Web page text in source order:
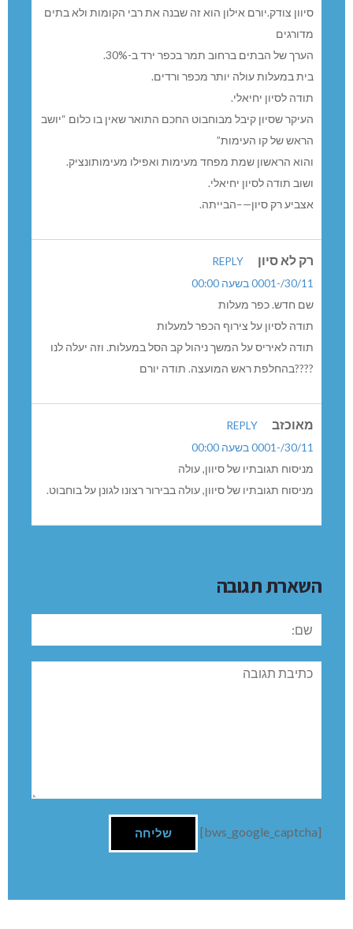
סיוון צודק.יורם אילון הוא זה שבנה את רבי הקומות ולא בתים
מדורגים
הערך של הבתים ברחוב תמר בכפר ירד ב-30%.
בית במעלות עולה יותר מכפר ורדים.
תודה לסיון יחיאלי.
העיקר שסיון קיבל מבוחבוט החכם התואר שאין בו כלום “יושב
הראש של קו העימות”
והוא הראשון שמת מפחד מעימות ואפילו מעימותונציק.
ושוב תודה לסיון יחיאלי.
אצביע רק סיון—–הבייתה.
רק לא סיון
REPLY
30/11/-0001 בשעה 00:00
שם חדש. כפר מעלות
תודה לסיון על צירוף הכפר למעלות
תודה לאיריס על המשך ניהול קב הסל במעלות. וזה יעלה לנו
????בהחלפת ראש המועצה. תודה יורם
מאוכזב
REPLY
30/11/-0001 בשעה 00:00
מניסוח תגובתיו של סיוון, עולה
מניסוח תגובתיו של סיוון, עולה בבירור רצונו לגונן על בוחבוט.
השארת תגובה
שם:
תגובה
[bws_google_captcha]